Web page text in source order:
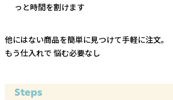
っと時間を割けます
他にはない商品を簡単に見つけて手軽に注文。
もう仕入れで 悩む必要なし
Steps